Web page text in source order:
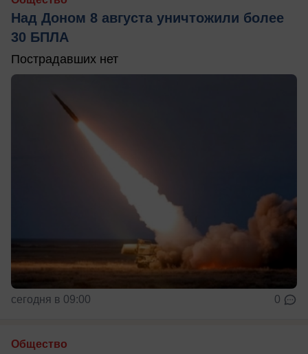
Над Доном 8 августа уничтожили более
30 БПЛА
Пострадавших нет
сегодня в 09:00 0
Общество